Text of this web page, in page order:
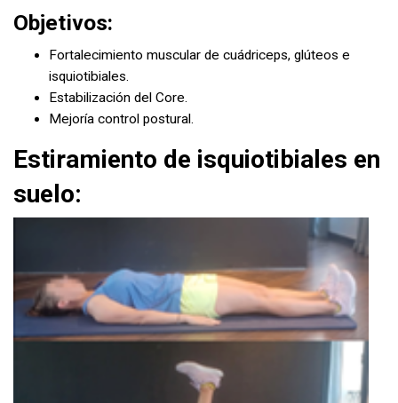
Objetivos:
Fortalecimiento muscular de cuádriceps, glúteos e
isquiotibiales.
Estabilización del Core.
Mejoría control postural.
Estiramiento de isquiotibiales en
suelo: